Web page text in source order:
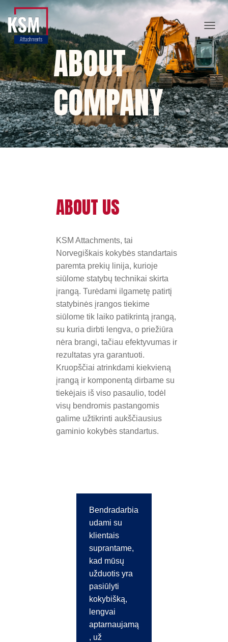
T
O
G
G
L
ABOUT
COMPANY
ABOUT US
KSM Attachments, tai
Norvegiškais kokybės standartais
paremta prekių linija, kurioje
siūlome statybų technikai skirta
įrangą. Turėdami ilgametę patirtį
statybinės įrangos tiekime
siūlome tik laiko patikrintą įrangą,
su kuria dirbti lengva, o priežiūra
nėra brangi, tačiau efektyvumas ir
rezultatas yra garantuoti.
Kruopščiai atrinkdami kiekvieną
įrangą ir komponentą dirbame su
tiekėjais iš viso pasaulio, todėl
visų bendromis pastangomis
galime užtikrinti aukščiausius
gaminio kokybės standartus.
Bendradarbia
udami su
klientais
suprantame,
kad mūsų
užduotis yra
pasiūlyti
kokybišką,
lengvai
aptarnaujamą
, už